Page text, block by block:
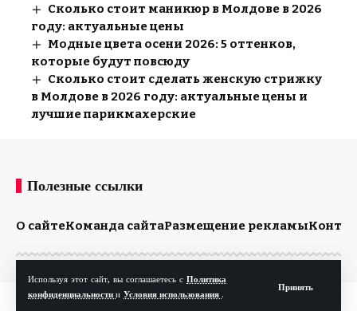
Используя этот сайт, вы соглашаетесь с Политика
конфиденциальности и Условия использования .
Принять
Сколько стоит маникюр в Молдове в 2026
году: актуальные цены
Модные цвета осени 2026: 5 оттенков,
которые будут повсюду
Сколько стоит сделать женскую стрижку
в Молдове в 2026 году: актуальные цены и
лучшие парикмахерские
Полезные ссылки
О сайтеКоманда сайтаРазмещение рекламы
© Kp.md. Все права защищены.